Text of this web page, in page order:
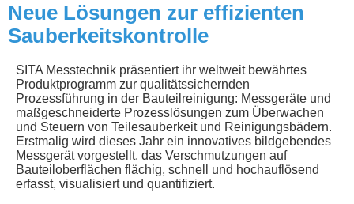
Neue Lösungen zur effizienten
Sauberkeitskontrolle
SITA Messtechnik präsentiert ihr weltweit bewährtes
Produktprogramm zur qualitätssichernden
Prozessführung in der Bauteilreinigung: Messgeräte und
maßgeschneiderte Prozesslösungen zum Überwachen
und Steuern von Teilesauberkeit und Reinigungsbädern.
Erstmalig wird dieses Jahr ein innovatives bildgebendes
Messgerät vorgestellt, das Verschmutzungen auf
Bauteiloberflächen flächig, schnell und hochauflösend
erfasst, visualisiert und quantifiziert.